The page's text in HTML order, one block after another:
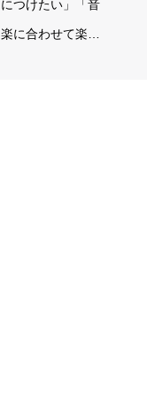
につけたい」「音
楽に合わせて楽し